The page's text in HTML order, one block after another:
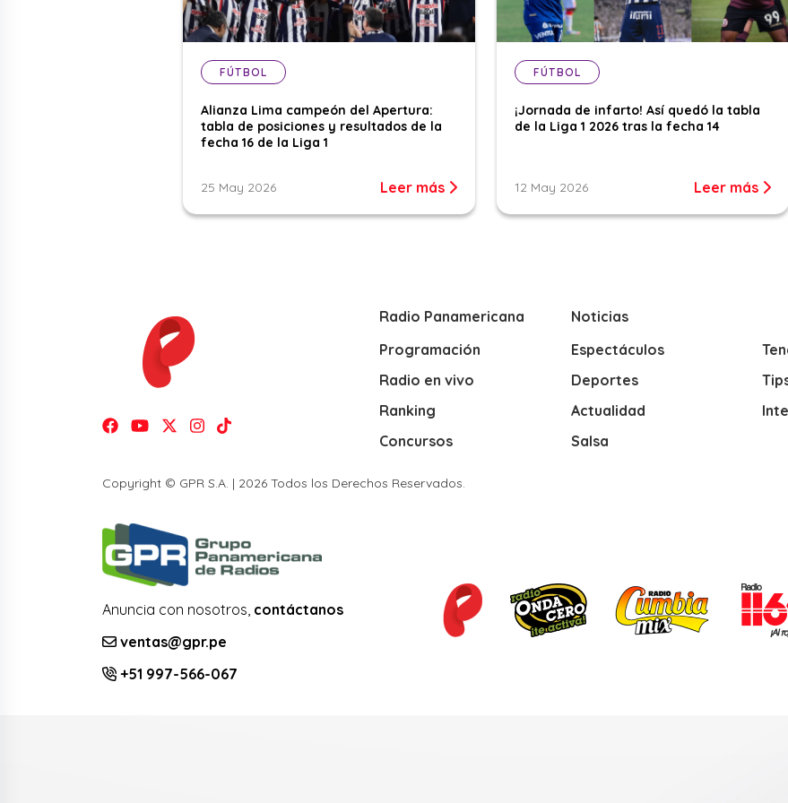
FÚTBOL
Alianza Lima campeón del Apertura:
tabla de posiciones y resultados de la
fecha 16 de la Liga 1
25 May 2026 Leer más
FÚTBOL
¡Jornada de infarto! Así quedó la tabla
de la Liga 1 2026 tras la fecha 14
12 May 2026 Leer más
Radio Panamericana
Programación
Radio en vivo
Ranking
Concursos
Noticias
Espectáculos
Deportes
Actualidad
Salsa
Copyright © GPR S.A. | 2026 Todos los Derechos Reservados.
Anuncia con nosotros, contáctanos
ventas@gpr.pe
+51 997-566-067